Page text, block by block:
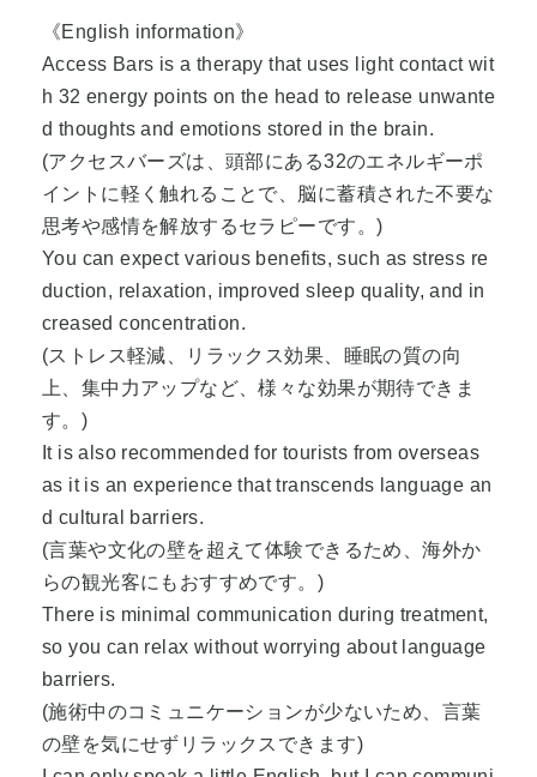
《English information》
Access Bars is a therapy that uses light contact wit
h 32 energy points on the head to release unwante
d thoughts and emotions stored in the brain.
(アクセスバーズは、頭部にある32のエネルギーポ
イントに軽く触れることで、脳に蓄積された不要な
思考や感情を解放するセラピーです。)
You can expect various benefits, such as stress re
duction, relaxation, improved sleep quality, and in
creased concentration.
(ストレス軽減、リラックス効果、睡眠の質の向
上、集中力アップなど、様々な効果が期待できま
す。)
It is also recommended for tourists from overseas
as it is an experience that transcends language an
d cultural barriers.
(言葉や文化の壁を超えて体験できるため、海外か
らの観光客にもおすすめです。)
There is minimal communication during treatment,
so you can relax without worrying about language
barriers.
(施術中のコミュニケーションが少ないため、言葉
の壁を気にせずリラックスできます)